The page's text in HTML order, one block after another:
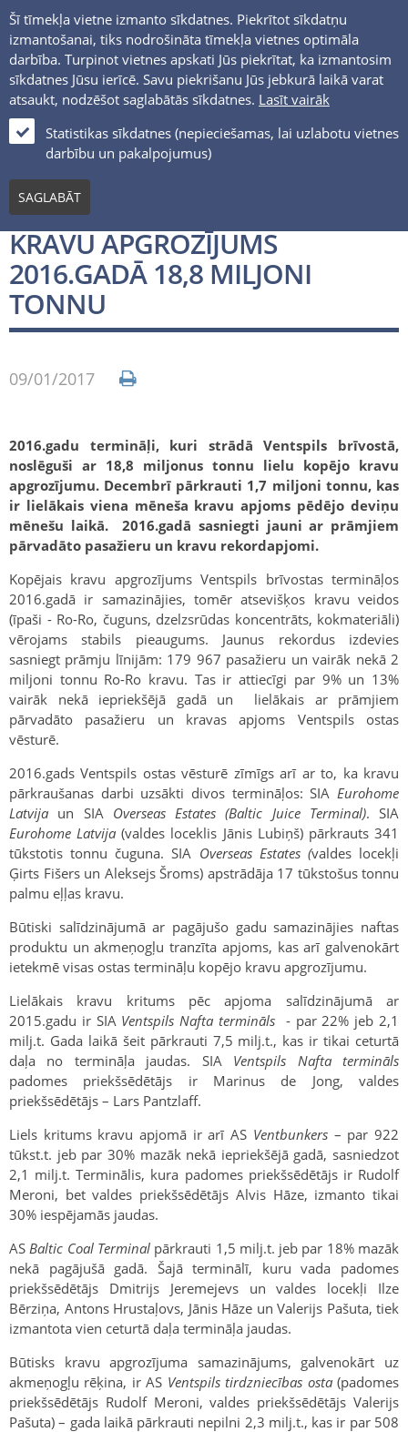
Šī tīmekļa vietne izmanto sīkdatnes. Piekrītot sīkdatņu
izmantošanai, tiks nodrošināta tīmekļa vietnes optimāla
darbība. Turpinot vietnes apskati Jūs piekrītat, ka izmantosim
sīkdatnes Jūsu ierīcē. Savu piekrišanu Jūs jebkurā laikā varat
atsaukt, nodzēšot saglabātās sīkdatnes. Lasīt vairāk
Statistikas sīkdatnes (nepieciešamas, lai uzlabotu vietnes
darbību un pakalpojumus)
SAGLABĀT
Jaunumi un notikumi
VENTSPILS OSTAS TERMINĀĻU
KRAVU APGROZĪJUMS
2016.GADĀ 18,8 MILJONI
TONNU
09/01/2017
2016.gadu termināļi, kuri strādā Ventspils brīvostā,
noslēguši ar 18,8 miljonus tonnu lielu kopējo kravu
apgrozījumu. Decembrī pārkrauti 1,7 miljoni tonnu, kas
ir lielākais viena mēneša kravu apjoms pēdējo deviņu
mēnešu laikā. 2016.gadā sasniegti jauni ar prāmjiem
pārvadāto pasažieru un kravu rekordapjomi.
Kopējais kravu apgrozījums Ventspils brīvostas termināļos
2016.gadā ir samazinājies, tomēr atsevišķos kravu veidos
(īpaši - Ro-Ro, čuguns, dzelzsrūdas koncentrāts, kokmateriāli)
vērojams stabils pieaugums. Jaunus rekordus izdevies
sasniegt prāmju līnijām: 179 967 pasažieru un vairāk nekā 2
miljoni tonnu Ro-Ro kravu. Tas ir attiecīgi par 9% un 13%
vairāk nekā iepriekšējā gadā un lielākais ar prāmjiem
pārvadāto pasažieru un kravas apjoms Ventspils ostas
vēsturē.
2016.gads Ventspils ostas vēsturē zīmīgs arī ar to, ka kravu
pārkraušanas darbi uzsākti divos termināļos: SIA Eurohome
Latvija un SIA Overseas Estates (Baltic Juice Terminal). SIA
Eurohome Latvija (valdes loceklis Jānis Lubiņš) pārkrauts 341
tūkstotis tonnu čuguna. SIA Overseas Estates (valdes locekļi
Ģirts Fišers un Aleksejs Šroms) apstrādāja 17 tūkstošus tonnu
palmu eļļas kravu.
Būtiski salīdzinājumā ar pagājušo gadu samazinājies naftas
produktu un akmeņogļu tranzīta apjoms, kas arī galvenokārt
ietekmē visas ostas termināļu kopējo kravu apgrozījumu.
Lielākais kravu kritums pēc apjoma salīdzinājumā ar
2015.gadu ir SIA Ventspils Nafta termināls - par 22% jeb 2,1
milj.t. Gada laikā šeit pārkrauti 7,5 milj.t., kas ir tikai ceturtā
daļa no termināļa jaudas. SIA Ventspils Nafta termināls
padomes priekšsēdētājs ir Marinus de Jong, valdes
priekšsēdētājs – Lars Pantzlaff.
Liels kritums kravu apjomā ir arī AS Ventbunkers– par 922
tūkst.t. jeb par 30% mazāk nekā iepriekšējā gadā, sasniedzot
2,1 milj.t. Terminālis, kura padomes priekšsēdētājs ir Rudolf
Meroni, bet valdes priekšsēdētājs Alvis Hāze, izmanto tikai
30% iespējamās jaudas.
ASBaltic Coal Terminalpārkrauti 1,5 milj.t. jeb par 18% mazāk
nekā pagājušā gadā. Šajā terminālī, kuru vada padomes
priekšsēdētājs Dmitrijs Jeremejevs un valdes locekļi Ilze
Bērziņa, Antons Hrustaļovs, Jānis Hāze un Valerijs Pašuta, tiek
izmantota vien ceturtā daļa termināļa jaudas.
Būtisks kravu apgrozījuma samazinājums, galvenokārt uz
akmeņogļu rēķina, ir AS Ventspils tirdzniecības osta(padomes
priekšsēdētājs Rudolf Meroni, valdes priekšsēdētājs Valerijs
Pašuta) – gada laikā pārkrauti nepilni 2,3 milj.t., kas ir par 508